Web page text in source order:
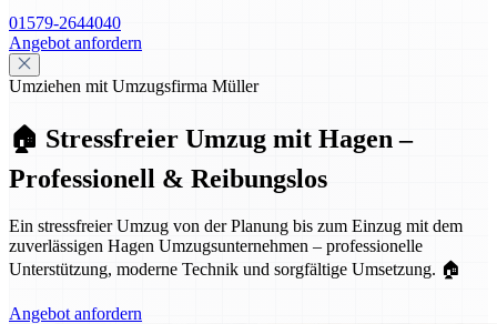
01579-2644040
Angebot anfordern
Umziehen mit Umzugsfirma Müller
🏠 Stressfreier Umzug mit Hagen –
Professionell & Reibungslos
Ein stressfreier Umzug von der Planung bis zum Einzug mit dem
zuverlässigen Hagen Umzugsunternehmen – professionelle
Unterstützung, moderne Technik und sorgfältige Umsetzung. 🏠
Angebot anfordern